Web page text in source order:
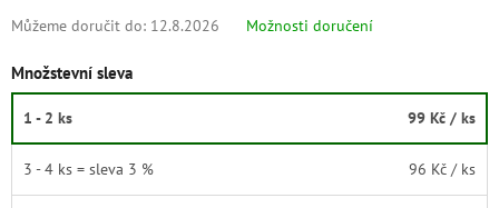
Můžeme doručit do: 12.8.2026 Možnosti doručení
Množstevní sleva
1 - 2 ks 99 Kč / ks
3 - 4 ks = sleva 3 % 96 Kč / ks